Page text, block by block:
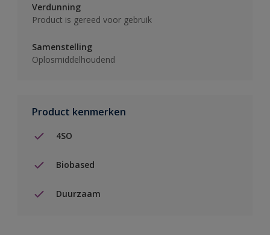
Verdunning
Product is gereed voor gebruik
Samenstelling
Oplosmiddelhoudend
Product kenmerken
4SO
Biobased
Duurzaam